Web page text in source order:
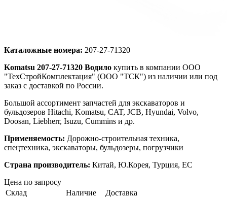
Каталожные номера: 207-27-71320
Komatsu 207-27-71320 Водило купить в компании ООО
"ТехСтройКомплектация" (ООО "ТСК") из наличии или под
заказ с доставкой по России.
Большой ассортимент запчастей для экскаваторов и
бульдозеров Hitachi, Komatsu, CAT, JCB, Hyundai, Volvo,
Doosan, Liebherr, Isuzu, Cummins и др.
Применяемость: Дорожно-строительная техника,
спецтехника, экскаваторы, бульдозеры, погрузчики
Страна производитель: Китай, Ю.Корея, Турция, ЕС
Цена по запросу
Склад
Наличие
Доставка